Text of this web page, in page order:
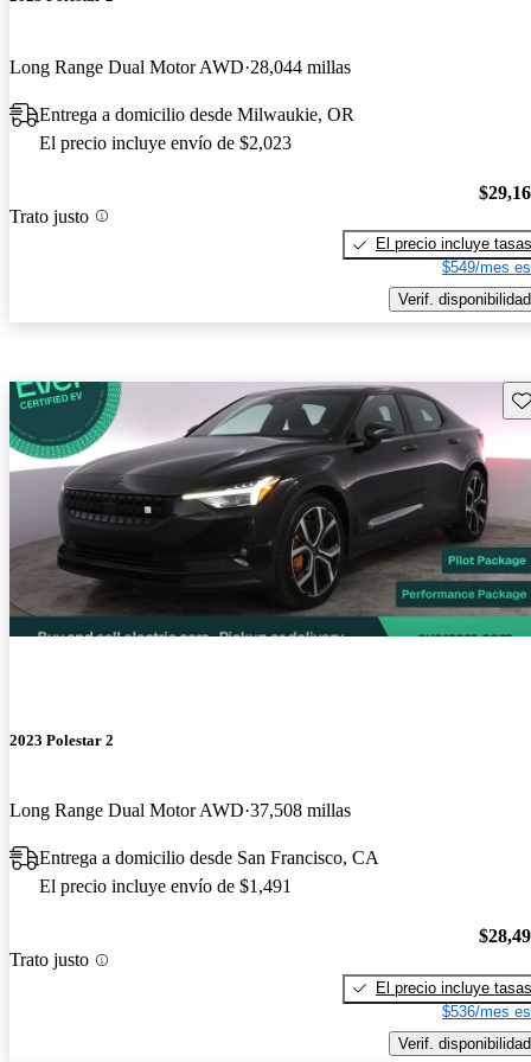
Long Range Dual Motor AWD 28,044 millas
Entrega a domicilio desde Milwaukie, OR
El precio incluye envío de $2,023
Trato justo
El precio incluye tasas
$549/mes
Verif. disponibilidad
2023 Polestar 2
Long Range Dual Motor AWD 37,508 millas
Entrega a domicilio desde San Francisco, CA
El precio incluye envío de $1,491
Trato justo
El precio incluye tasas
$536/mes
Verif. disponibilidad